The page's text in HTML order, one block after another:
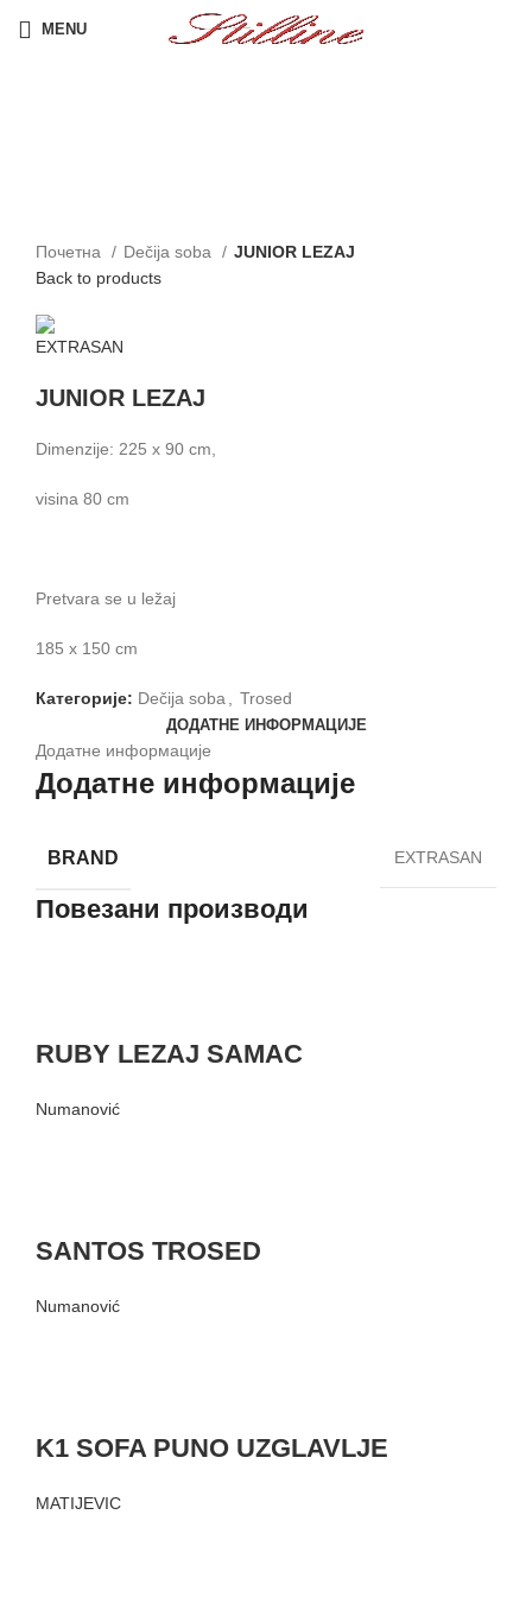
MENU
Почетна Dečija soba
JUNIOR LEZAJ
Back to products
JUNIOR LEZAJ
Dimenzije: 225 x 90 cm,
visina 80 cm
Pretvara se u ležaj
185 x 150 cm
Категорије: Dečija soba Trosed
ДОДАТНЕ ИНФОРМАЦИЈЕ
Додатне информације
Додатне информације
BRAND EXTRASAN
Повезани производи
RUBY LEZAJ SAMAC
Numanović
SANTOS TROSED
Numanović
K1 SOFA PUNO UZGLAVLJE
MATIJEVIC